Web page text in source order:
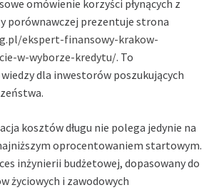
omówienie korzyści płynących z
porównawczej prezentuje strona
ekspert-finansowy-krakow-
w-wyborze-kredytu/. To
dla inwestorów poszukujących
kosztów długu nie polega jedynie na
oprocentowaniem startowym.
inżynierii budżetowej, dopasowany do
życiowych i zawodowych